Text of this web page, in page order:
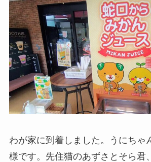
わが家に到着しました。うにちゃ
様です。先住猫のあずさとそら君